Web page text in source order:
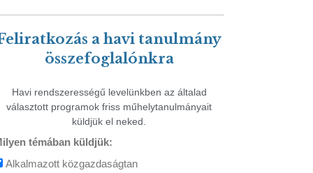
a havi tanulmány
összefoglalónkra
Havi rendszerességű levelünkben az általad
választott programok friss műhelytanulmányait
küldjük el neked.
témában küldjük:
Alkalmazott közgazdaságtan